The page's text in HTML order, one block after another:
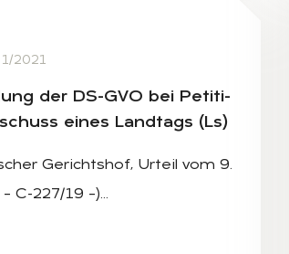
1/2021
der DS-GVO bei Pe­ti­ti­
ei­nes Land­tags (Ls)
Gerichtshof, Urteil vom 9.
C-227/19 –)…